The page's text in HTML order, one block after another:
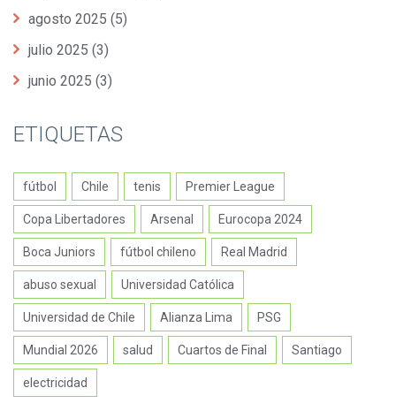
agosto 2025 (5)
julio 2025 (3)
junio 2025 (3)
ETIQUETAS
fútbol Chile tenis Premier League
Copa Libertadores Arsenal Eurocopa 2024
Boca Juniors fútbol chileno Real Madrid
abuso sexual Universidad Católica
Universidad de Chile Alianza Lima PSG
Mundial 2026 salud Cuartos de Final Santiago
electricidad